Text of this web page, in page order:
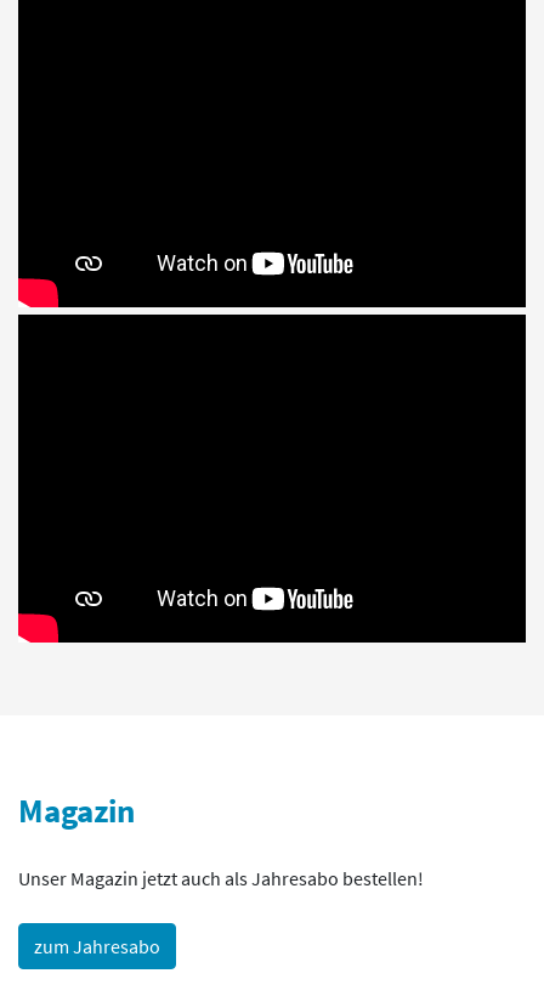
Magazin
Unser Magazin jetzt auch als Jahresabo bestellen!
zum Jahresabo